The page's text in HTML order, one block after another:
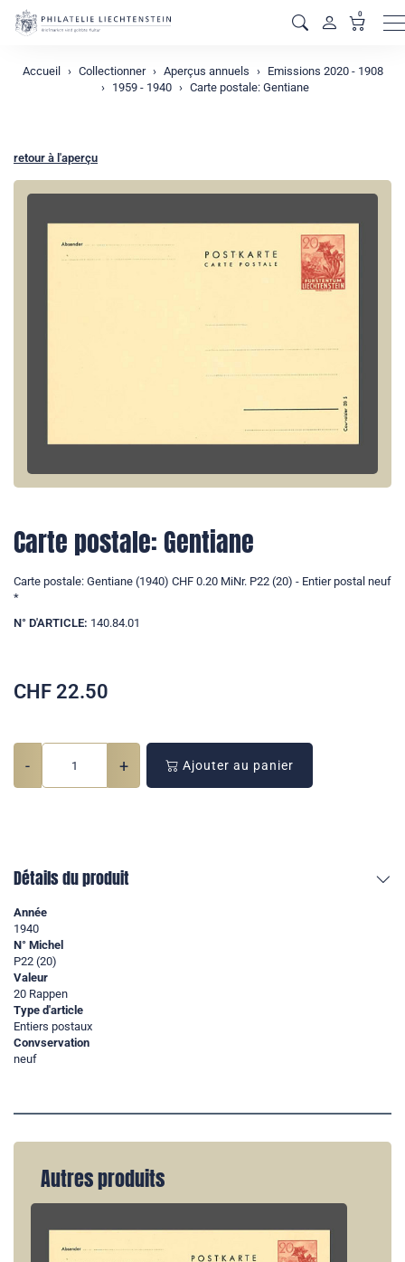
0
Accueil Collectionner Aperçus annuels
Emissions 2020 - 1908
1959 - 1940
Carte postale: Gentiane
retour à l'aperçu
Carte postale: Gentiane
Carte postale: Gentiane (1940) CHF 0.20 MiNr. P22 (20) - Entier postal neuf
*
N° D'ARTICLE: 140.84.01
CHF 22.50
- + Ajouter au panier
Détails du produit
Année
1940
N° Michel
P22 (20)
Valeur
20 Rappen
Type d'article
Entiers postaux
Convservation
neuf
Autres produits